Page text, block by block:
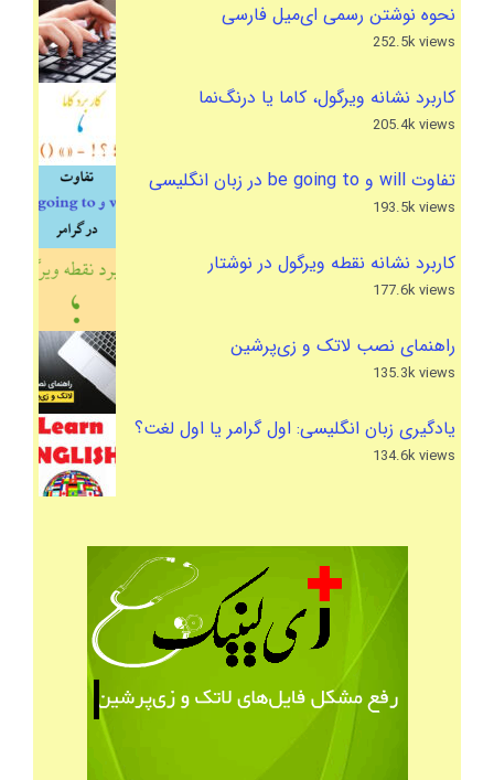
نحوه نوشتن رسمی ای‌میل فارسی
252.5k views
کاربرد نشانه ویرگول، کاما یا درنگ‌نما
205.4k views
تفاوت will و be going to در زبان انگلیسی
193.5k views
کاربرد نشانه نقطه ویرگول در نوشتار
177.6k views
راهنمای نصب لاتک و زی‌پرشین
135.3k views
یادگیری زبان انگلیسی: اول گرامر یا اول لغت؟
134.6k views